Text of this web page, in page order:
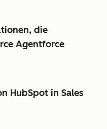
die
Agentforce
HubSpot in Sales